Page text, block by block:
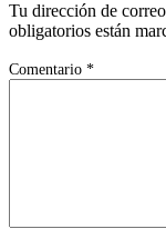
Tu dirección de
obligatorios están
Comentario *